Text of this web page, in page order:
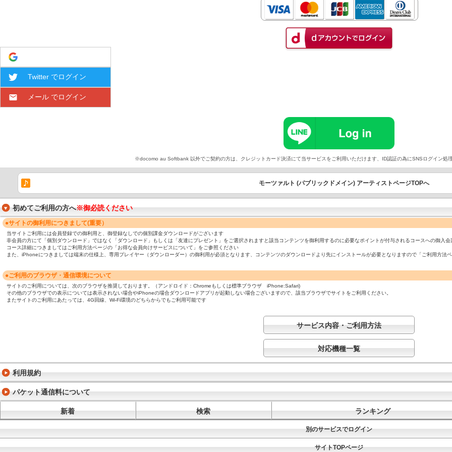
Twitter でログイン
メール でログイン
※docomo au Softbank 以外でご契約の方は、クレジットカード決済にて当サービスをご利用いただけます、ID認証の為にSNSログイン処
モーツァルト (パブリックドメイン) アーティストページTOPへ
初めてご利用の方へ※御必読ください
●サイトの御利用につきまして(重要）
当サイトご利用には会員登録での御利用と、御登録なしでの個別課金ダウンロードがございます
非会員の方にて「個別ダウンロード」ではなく「ダウンロード」もしくは「友達にプレゼント」をご選択されますと該当コンテンツを御利用するのに必要なポイントが付与されるコースへの御入会
コース詳細につきましてはご利用方法ページの「お得な会員向けサービスについて」をご参照ください
また、iPhoneにつきましては端末の仕様上、専用プレイヤー（ダウンローダー）の御利用が必須となります、コンテンツのダウンロードより先にインストールが必要となりますので「ご利用方法
●ご利用のブラウザ・通信環境について
サイトのご利用については、次のブラウザを推奨しております。（アンドロイド：Chromeもしくは標準ブラウザ iPhone:Safari)
その他のブラウザでの表示については表示されない場合やiPhoneの場合ダウンロードアプリが起動しない場合ございますので、該当ブラウザでサイトをご利用ください。
またサイトのご利用にあたっては、4G回線、Wi-Fi環境のどちらからでもご利用可能です
サービス内容・ご利用方法
対応機種一覧
利用規約
パケット通信料について
新着 検索 ランキング
別のサービスでログイン
サイトTOPページ